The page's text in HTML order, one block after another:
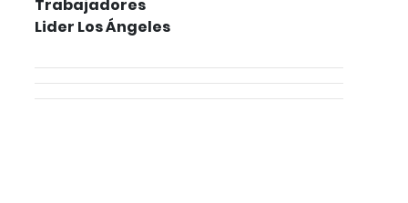
Trabajadores
Lider Los Ángeles